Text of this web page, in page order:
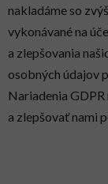
nakladáme so
vykonávané na
a zlepšovania
osobných údajov
Nariadenia
a zlepšovať nami